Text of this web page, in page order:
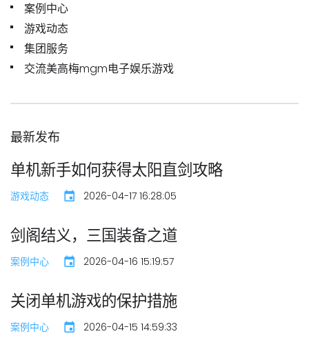
案例中心
游戏动态
集团服务
交流美高梅mgm电子娱乐游戏
最新发布
单机新手如何获得太阳直剑攻略
游戏动态 2026-04-17 16:28:05
剑阁结义，三国装备之道
案例中心 2026-04-16 15:19:57
关闭单机游戏的保护措施
案例中心 2026-04-15 14:59:33